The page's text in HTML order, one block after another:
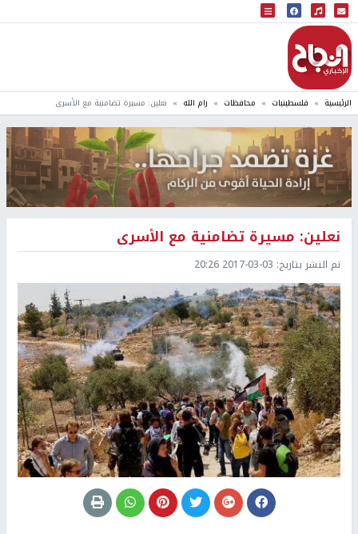
البث المباشر
إذاعة النجاح
الرئيسية فلسطينيات محافظات رام الله نعلين: مسيرة تضامنية مع الأسرى
نعلين: مسيرة تضامنية مع الأسرى
تم النشر بتاريخ: 2017-03-03 20:26